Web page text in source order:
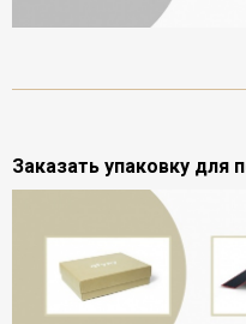
Заказать упаковку для